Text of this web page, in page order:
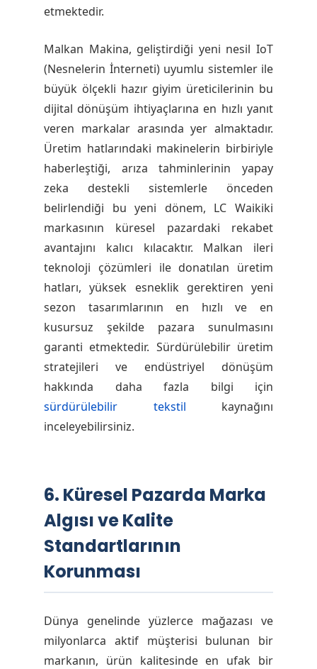
etmektedir.
Malkan Makina, geliştirdiği yeni nesil IoT
(Nesnelerin İnterneti) uyumlu sistemler ile
büyük ölçekli hazır giyim üreticilerinin bu
dijital dönüşüm ihtiyaçlarına en hızlı yanıt
veren markalar arasında yer almaktadır.
Üretim hatlarındaki makinelerin birbiriyle
haberleştiği, arıza tahminlerinin yapay
zeka destekli sistemlerle önceden
belirlendiği bu yeni dönem, LC Waikiki
markasının küresel pazardaki rekabet
avantajını kalıcı kılacaktır. Malkan ileri
teknoloji çözümleri ile donatılan üretim
hatları, yüksek esneklik gerektiren yeni
sezon tasarımlarının en hızlı ve en
kusursuz şekilde pazara sunulmasını
garanti etmektedir. Sürdürülebilir üretim
stratejileri ve endüstriyel dönüşüm
hakkında daha fazla bilgi için
sürdürülebilir tekstil kaynağını
inceleyebilirsiniz.
6. Küresel Pazarda Marka
Algısı ve Kalite
Standartlarının
Korunması
Dünya genelinde yüzlerce mağazası ve
milyonlarca aktif müşterisi bulunan bir
markanın, ürün kalitesinde en ufak bir